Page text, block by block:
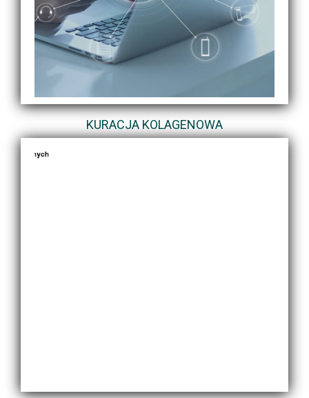
KURACJA KOLAGENOWA